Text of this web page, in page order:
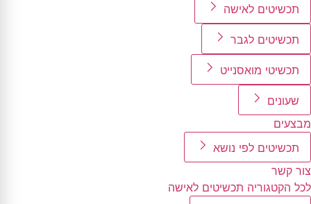
תכשיטים לאישה
תכשיטים לגבר
תכשיטי מואסנייט
שעונים
מבצעים
תכשיטים לפי נושא
צור קשר
לכל הקטגוריה תכשיטים לאישה